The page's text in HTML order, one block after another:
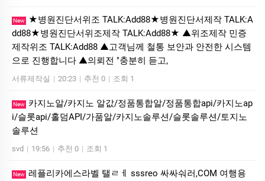
New
★병원진단서위조 TALK:Add88★병원진단서제작 TALK:A
dd88★병원진단서위조제작 TALK:Add88★ ▲위조제작 민증
제작위조 TALK:Add88 ▲고객님께 철통 보안과 안전한 시스템
으로 진행합니다 ▲의뢰전 "충분히 듣고,
서류제작실 | 20:23 | 추천 0 | 조회 1
New
카지노알/카지노 알값/정품통합알/정품통합api/카지노ap
i/슬롯api/홀덤API/가품알/카지노솔루션/슬롯솔루션/토지노
솔루션
svd | 19:56 | 추천 0 | 조회 1
New 레플리카에스라벨 탤ㄹㅔ sssreo 싸싸숴러,COM 여행용